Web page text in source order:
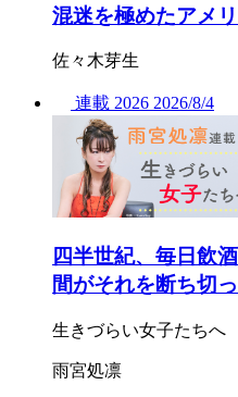
混迷を極めたアメ
佐々木芽生
連載 2026 2026/8/4
四半世紀、毎日飲
間がそれを断ち切
生きづらい女子たちへ
雨宮処凛